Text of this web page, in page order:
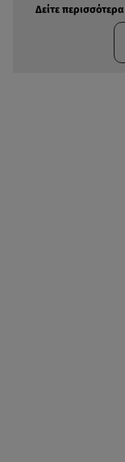
Δείτε